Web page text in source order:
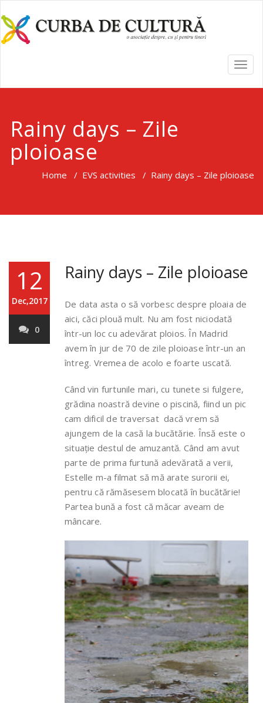
Rainy days – Zile
ploioase
Home / EVS activities / Rainy days – Zile ploioase
12
Dec,2017
0
Rainy days – Zile ploioase
De data asta o să vorbesc despre ploaia de
aici, căci plouă mult. Nu am fost niciodată
într-un loc cu adevărat ploios. În Madrid
avem în jur de 70 de zile ploioase într-un an
întreg. Vremea de acolo e foarte uscată.
Când vin furtunile mari, cu tunete si fulgere,
grădina noastră devine o piscină, fiind un pic
cam dificil de traversat dacă vrem să
ajungem de la casă la bucătărie. Însă este o
situație destul de amuzantă. Când am avut
parte de prima furtună adevărată a verii,
Estelle m-a filmat să mă arate surorii ei,
pentru că rămăsesem blocată în bucătărie!
Partea bună a fost că măcar aveam de
mâncare.